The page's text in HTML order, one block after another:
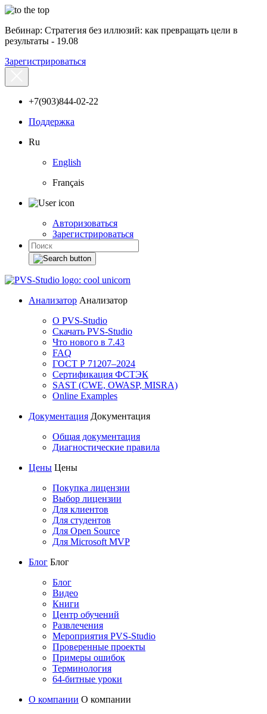
Вебинар: Стратегия без иллюзий: как превращать цели в
результаты - 19.08
Зарегистрироваться
+7(903)844-02-22
Поддержка
Ru
English
Français
Авторизоваться
Зарегистрироваться
Анализатор Анализатор
О PVS-Studio
Скачать PVS-Studio
Что нового в 7.43
FAQ
ГОСТ Р 71207–2024
Сертификация ФСТЭК
SAST (CWE, OWASP, MISRA)
Online Examples
Документация Документация
Общая документация
Диагностические правила
Цены Цены
Покупка лицензии
Выбор лицензии
Для клиентов
Для студентов
Для Open Source
Для Microsoft MVP
Блог Блог
Блог
Видео
Книги
Центр обучений
Развлечения
Мероприятия PVS-Studio
Проверенные проекты
Примеры ошибок
Терминология
64-битные уроки
О компании О компании